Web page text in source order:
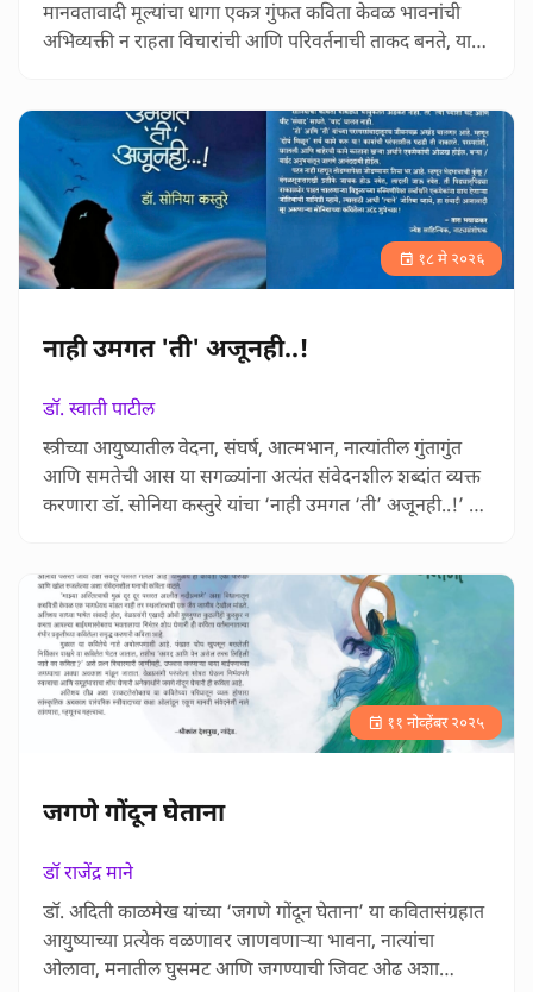
मानवतावादी मूल्यांचा धागा एकत्र गुंफत कविता केवळ भावनांची
अभिव्यक्ती न राहता विचारांची आणि परिवर्तनाची ताकद बनते, याचा
काव्यसंग्रहांतून येतो. प्रा. सरिता माने-पाटील यांनी लिहिलेल्या या
परीक्षणात ‘हसरे किनारे’ मधील निसर्गसंवेदना, स…
नाही उमगत 'ती' अजूनही..!
डॉ. स्वाती पाटील
१८ मे २०२६
स्त्रीच्या आयुष्यातील वेदना, संघर्ष, आत्मभान, नात्यांतील गुंतागुंत
आणि समतेची आस या सगळ्यांना अत्यंत संवेदनशील शब्दांत व्यक्त
करणारा डॉ. सोनिया कस्तुरे यांचा ‘नाही उमगत ‘ती’ अजूनही..!’ हा
साऱ्याजणीच्या सांगली जिल्हा प्रतिनिधी डॉ. सोनिया कस्तुरे यांच्या
कवितांवर डॉ. स्वाती पाटील या…
जगणे गोंदून घेताना
डॉ राजेंद्र माने
११ नोव्हेंबर २०२५
डॉ. अदिती काळमेख यांच्या ‘जगणे गोंदून घेताना’ या कवितासंग्रहात
आयुष्याच्या प्रत्येक वळणावर जाणवणाऱ्या भावना, नात्यांचा
ओलावा, मनातील घुसमट आणि जगण्याची जिवट ओढ अशा